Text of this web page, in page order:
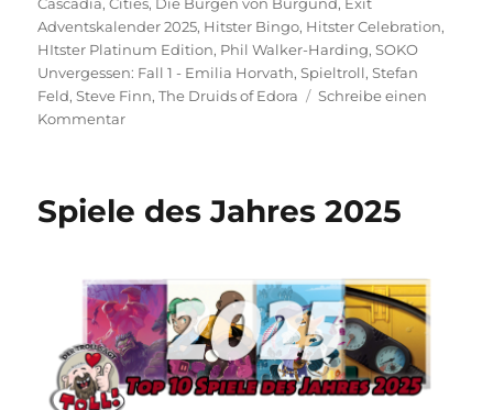
Adventskalender 2025, Hitster Bingo, Hitster Celebration,
HItster Platinum Edition, Phil Walker-Harding,SOKO
Unvergessen: Fall 1 - Emilia Horvath,Spieltroll,Stefan
Feld,Steve Finn,The Druids of Edora
Schreibe einen
Kommentarzu
so?
2025
Spiele des Jahres 2025